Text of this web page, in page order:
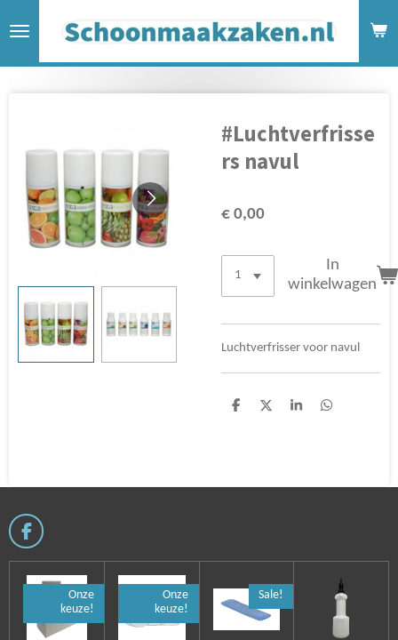
direct
#Luchtverfrisse
rs navul
€ 0,00
In
winkelwagen
Luchtverfrisser voor navul
D
D
S
D
F
e
Onze
keuze!
Onze
keuze!
Sale!